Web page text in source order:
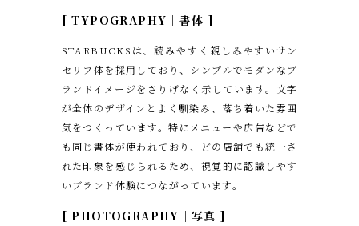
[ TYPOGRAPHY｜書体 ]
STARBUCKSは、読みやすく親しみやすいサン
セリフ体を採用しており、シンプルでモダンなブ
ランドイメージをさりげなく示しています。文字
が全体のデザインとよく馴染み、落ち着いた雰囲
気をつくっています。特にメニューや広告などで
も同じ書体が使われており、どの店舗でも統一さ
れた印象を感じられるため、視覚的に認識しやす
いブランド体験につながっています。
[ PHOTOGRAPHY｜写真 ]